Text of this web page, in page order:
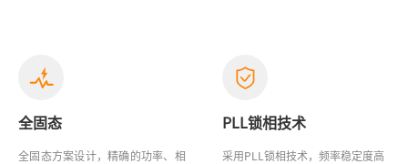
全固态
全固态方案设计，精确的功率、相
PLL锁相技术
采用PLL锁相技术，频率稳定度高